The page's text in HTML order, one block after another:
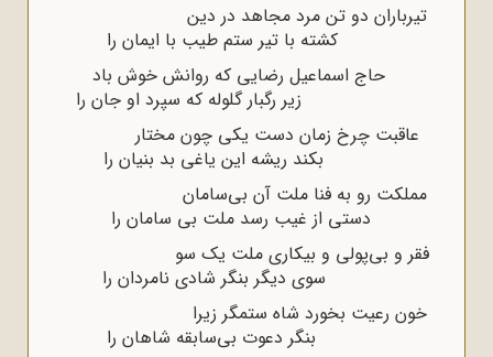
تیرباران دو تن مرد مجاهد در دین
کشته با تیر ستم طیب با ایمان را
حاج اسماعیل رضایى که روانش خوش باد
زیر رگبار گلوله که سپرد او جان را
عاقبت چرخ زمان دست یکى چون مختار
بکند ریشه این یاغى بد بنیان را
مملکت رو به فنا ملت آن بى‌سامان
دستى از غیب رسد ملت بى سامان را
فقر و بى‌پولى و بیکارى ملت یک سو
سوى دیگر بنگر شادى نامردان را
خون رعیت بخورد شاه ستمگر زیرا
بنگر دعوت بى‌سابقه شاهان را